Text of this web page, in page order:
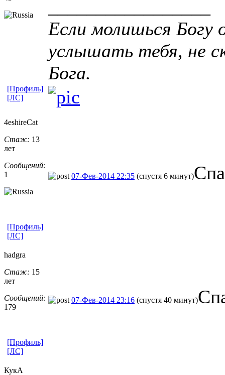
Если молишься Богу
услышать тебя, не
Бога.
[Профиль]
[ЛС]
4eshireCat
Стаж: 13
лет
Сообщений:
1
07-Фев-2014 22:35 (спустя 6 минут)
[Профиль]
[ЛС]
hadgra
Стаж: 15
лет
Сообщений:
179
07-Фев-2014 23:16 (спустя 40 минут)
[Профиль]
[ЛС]
КукА